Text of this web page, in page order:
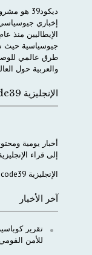
ديكود39 هو
إخباري
الإيطاليين منذ عام
جيوسياسية حيث
طرق عالمي
والعربية حول
الإنجليزية Decode39
أخبار يومية
إلى قراء
الإنجليزية Decode39>
آخر الأخبار
تقرير
للأمن